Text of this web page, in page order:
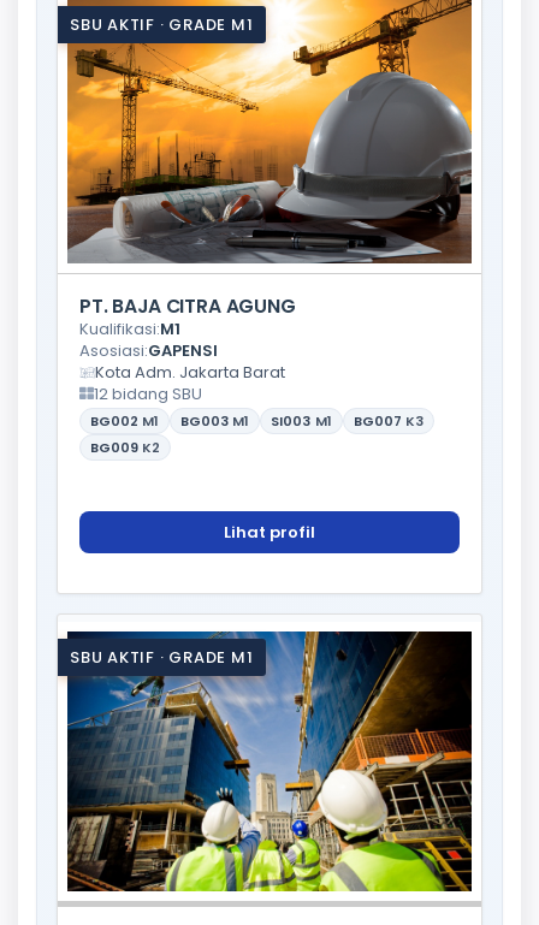
SBU AKTIF · GRADE M1
PT. BAJA CITRA AGUNG
Kualifikasi:M1
Asosiasi:GAPENSI
Kota Adm. Jakarta Barat
12 bidang SBU
BG002 M1 BG003 M1 SI003 M1 BG007 K3
BG009 K2
Lihat profil
SBU AKTIF · GRADE M1